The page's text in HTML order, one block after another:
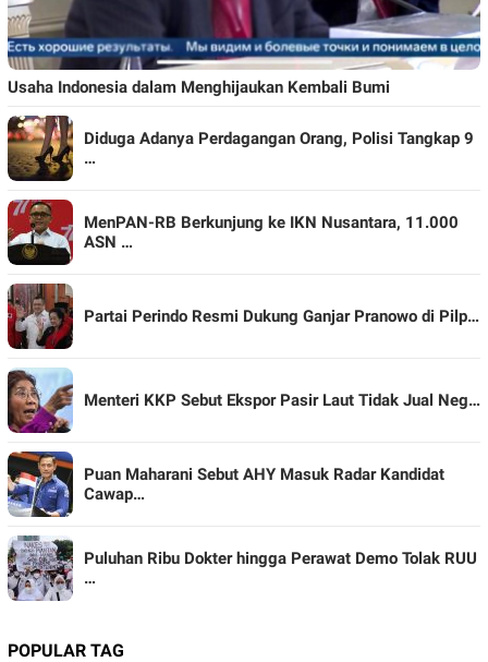
Usaha Indonesia dalam Menghijaukan Kembali Bumi
Diduga Adanya Perdagangan Orang, Polisi Tangkap 9
…
MenPAN-RB Berkunjung ke IKN Nusantara, 11.000
ASN …
Partai Perindo Resmi Dukung Ganjar Pranowo di Pilp…
Menteri KKP Sebut Ekspor Pasir Laut Tidak Jual Neg…
Puan Maharani Sebut AHY Masuk Radar Kandidat
Cawap…
Puluhan Ribu Dokter hingga Perawat Demo Tolak RUU
…
POPULAR TAG